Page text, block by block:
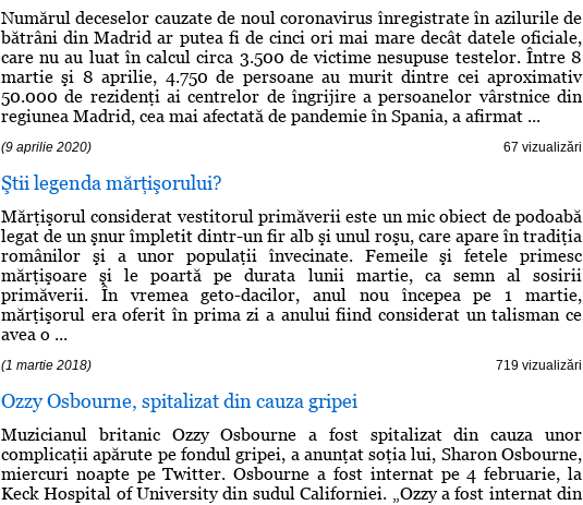
Numărul deceselor cauzate de noul coronavirus înregistrate în azilurile de
bătrâni din Madrid ar putea fi de cinci ori mai mare decât datele oficiale,
care nu au luat în calcul circa 3.500 de victime nesupuse testelor. Între 8
martie şi 8 aprilie, 4.750 de persoane au murit dintre cei aproximativ
50.000 de rezidenţi ai centrelor de îngrijire a persoanelor vârstnice din
regiunea Madrid, cea mai afectată de pandemie în Spania, a afirmat ...
(9 aprilie 2020) 67 vizualizări
Ştii legenda mărţişorului?
Mărţişorul considerat vestitorul primăverii este un mic obiect de podoabă
legat de un şnur împletit dintr-un fir alb şi unul roşu, care apare în tradiţia
românilor şi a unor populaţii învecinate. Femeile şi fetele primesc
mărţişoare şi le poartă pe durata lunii martie, ca semn al sosirii
primăverii. În vremea geto-dacilor, anul nou începea pe 1 martie,
mărţişorul era oferit în prima zi a anului fiind considerat un talisman ce
avea o ...
(1 martie 2018) 719 vizualizări
Ozzy Osbourne, spitalizat din cauza gripei
Muzicianul britanic Ozzy Osbourne a fost spitalizat din cauza unor
complicaţii apărute pe fondul gripei, a anunţat soţia lui, Sharon Osbourne,
miercuri noapte pe Twitter. Osbourne a fost internat pe 4 februarie, la
Keck Hospital of University din sudul Californiei. „Ozzy a fost internat din